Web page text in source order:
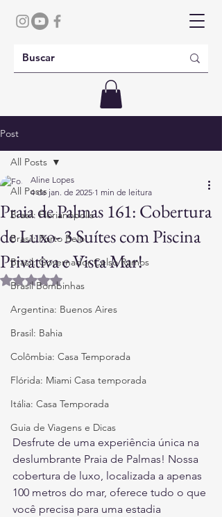
Post
All Posts
Brasil: Florianópolis
Brasil: Porto Belo
Brasil: Governador Celso Ramos
Brasil Bombinhas
Argentina: Buenos Aires
Brasil: Bahia
Colômbia: Casa Temporada
Flórida: Miami Casa temporada
Itália: Casa Temporada
Guia de Viagens e Dicas
All Posts
Praia de Palmas 161: Cobertura
de Luxo- 3 Suítes com Piscina
Privativa e Vista Mar!
Aline Lopes
4 de jan. de 2025 1 min de leitura
Avaliado com NaN de 5 estrelas.
Desfrute de uma experiência única na
deslumbrante Praia de Palmas! Nossa
cobertura de luxo, localizada a apenas
100 metros do mar, oferece tudo o que
você precisa para uma estadia